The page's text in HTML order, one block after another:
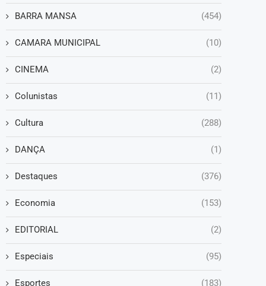
BARRA MANSA (454)
CAMARA MUNICIPAL (10)
CINEMA (2)
Colunistas (11)
Cultura (288)
DANÇA (1)
Destaques (376)
Economia (153)
EDITORIAL (2)
Especiais (95)
Esportes (183)